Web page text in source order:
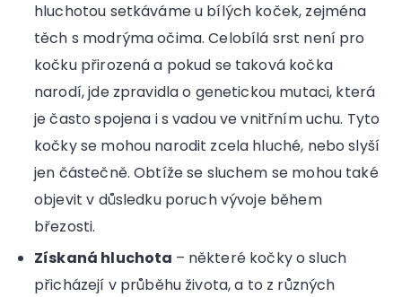
hluchotou setkáváme u bílých koček, zejména
těch s modrýma očima. Celobílá srst není pro
kočku přirozená a pokud se taková kočka
narodí, jde zpravidla o genetickou mutaci, která
je často spojena i s vadou ve vnitřním uchu. Tyto
kočky se mohou narodit zcela hluché, nebo slyší
jen částečně. Obtíže se sluchem se mohou také
objevit v důsledku poruch vývoje během
březosti.
Získaná hluchota – některé kočky o sluch
přicházejí v průběhu života, a to z různých